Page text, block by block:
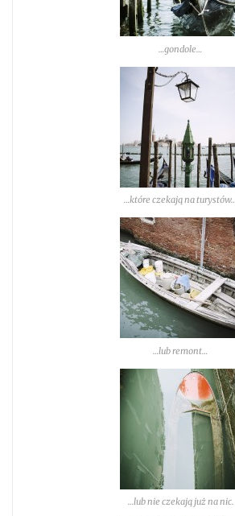
…gondole…
…które czekają na turystów…
…lub remont…
…lub nie czekają już na nic.